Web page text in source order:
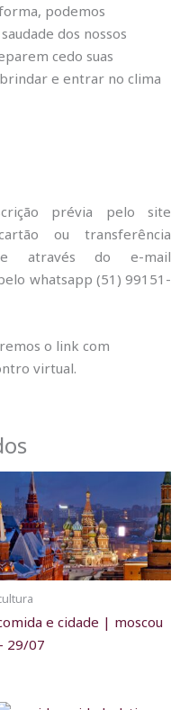
podemos
dos nossos
cedo suas
e entrar no clima
prévia pelo site
ou transferência
através do e-mail
whatsapp (51) 99151-
o link com
virtual.
e cidade | moscou
29/07